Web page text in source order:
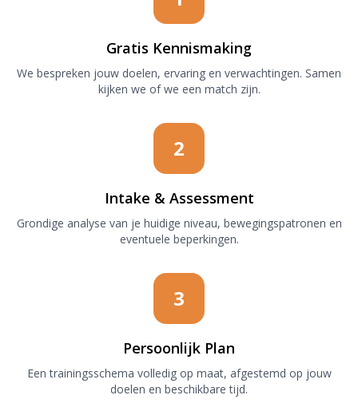
Gratis Kennismaking
We bespreken jouw doelen, ervaring en verwachtingen. Samen
kijken we of we een match zijn.
2
Intake & Assessment
Grondige analyse van je huidige niveau, bewegingspatronen en
eventuele beperkingen.
3
Persoonlijk Plan
Een trainingsschema volledig op maat, afgestemd op jouw
doelen en beschikbare tijd.